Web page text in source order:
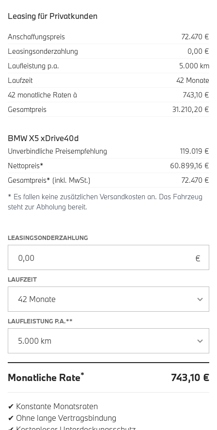
Leasing für Privatkunden
SpezifikationWert
Anschaffungspreis
72.470 €
Leasingsonderzahlung
0,00 €
Laufleistung p.a.
5.000 km
Laufzeit
42 Monate
42 monatliche Raten à
743,10 €
Gesamtpreis
31.210,20 €
BMW X5 xDrive40d
Beschreibung Betrag
Unverbindliche Preisempfehlung
119.019 €
Nettopreis*
60.899,16 €
Gesamtpreis* (inkl. MwSt.)
72.470 €
* Es fallen keine zusätzlichen Versandkosten an. Das Fahrzeug
steht zur Abholung bereit.
Leasingoptionen: Sonderzahlung und Laufzeit
LEASINGSONDERZAHLUNG
LAUFZEIT
LAUFLEISTUNG P.A.**
Monatliche Rate* 743,10 €
✔ Konstante Monatsraten
✔ Ohne lange Vertragsbindung